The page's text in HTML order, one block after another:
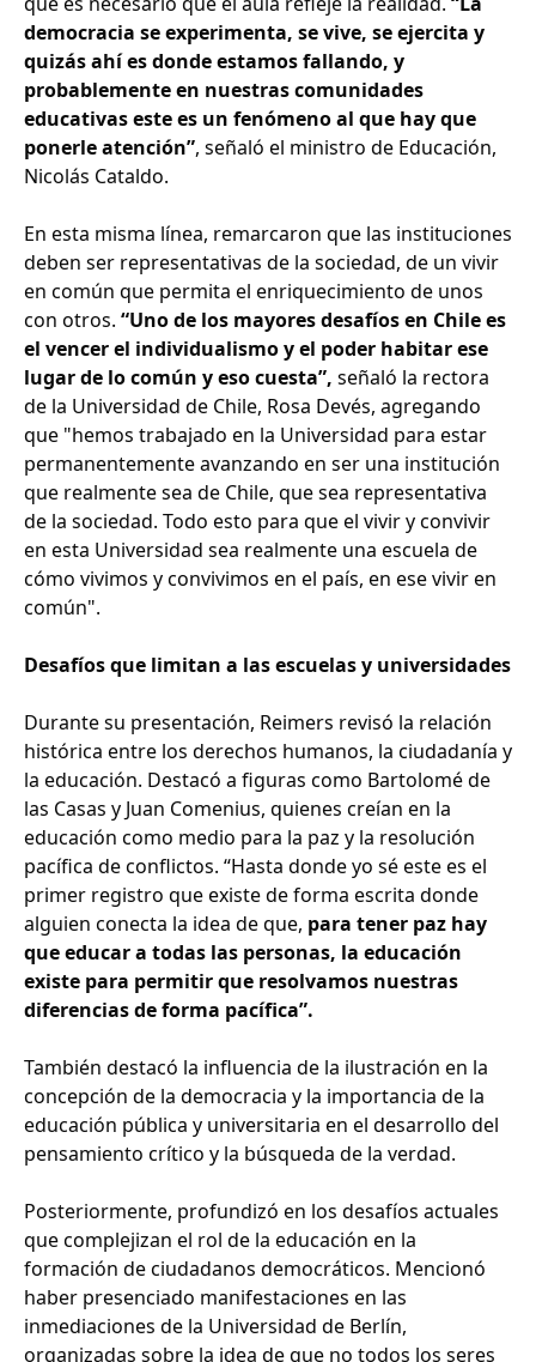
democracia se experimenta, se vive, se ejercita y
quizás ahí es donde estamos fallando, y
probablemente en nuestras comunidades
educativas este es un fenómeno al que hay que
ponerle atención”, señaló el ministro de Educación,
Nicolás Cataldo.
En esta misma línea, remarcaron que las instituciones
deben ser representativas de la sociedad, de un vivir
en común que permita el enriquecimiento de unos
con otros. “Uno de los mayores desafíos en Chile es
el vencer el individualismo y el poder habitar ese
lugar de lo común y eso cuesta”, señaló la rectora
de la Universidad de Chile, Rosa Devés, agregando
que "hemos trabajado en la Universidad para estar
permanentemente avanzando en ser una institución
que realmente sea de Chile, que sea representativa
de la sociedad. Todo esto para que el vivir y convivir
en esta Universidad sea realmente una escuela de
cómo vivimos y convivimos en el país, en ese vivir en
común".
Desafíos que limitan a las escuelas y universidades
Durante su presentación, Reimers revisó la relación
histórica entre los derechos humanos, la ciudadanía y
la educación. Destacó a figuras como Bartolomé de
las Casas y Juan Comenius, quienes creían en la
educación como medio para la paz y la resolución
pacífica de conflictos. “Hasta donde yo sé este es el
primer registro que existe de forma escrita donde
alguien conecta la idea de que, para tener paz hay
que educar a todas las personas, la educación
existe para permitir que resolvamos nuestras
diferencias de forma pacífica”.
También destacó la influencia de la ilustración en la
concepción de la democracia y la importancia de la
educación pública y universitaria en el desarrollo del
pensamiento crítico y la búsqueda de la verdad.
Posteriormente, profundizó en los desafíos actuales
que complejizan el rol de la educación en la
formación de ciudadanos democráticos. Mencionó
haber presenciado manifestaciones en las
inmediaciones de la Universidad de Berlín,
organizadas sobre la idea de que no todos los seres